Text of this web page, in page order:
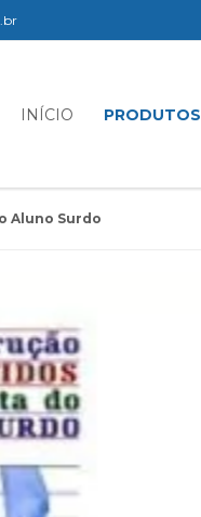
INÍCIO PRODUTOS
Aluno Surdo